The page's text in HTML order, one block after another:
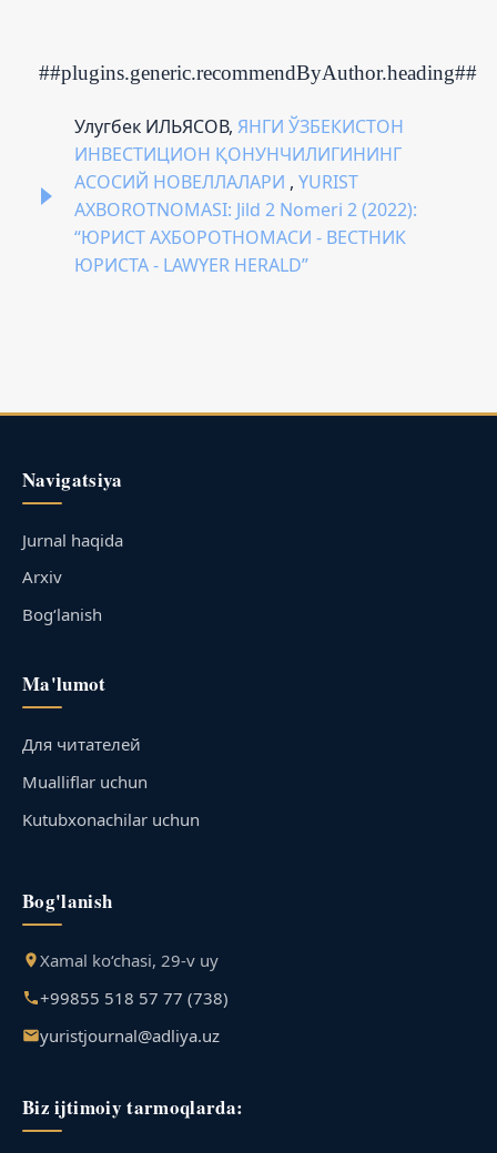
##plugins.generic.recommendByAuthor.heading##
Улугбек ИЛЬЯСОВ, ЯНГИ ЎЗБЕКИСТОН
ИНВЕСТИЦИОН ҚОНУНЧИЛИГИНИНГ
АСОСИЙ НОВЕЛЛАЛАРИ , YURIST
AXBOROTNOMASI: Jild 2 Nomeri 2 (2022):
“ЮРИСТ АХБОРОТНОМАСИ - ВЕСТНИК
ЮРИСТА - LAWYER HERALD”
Navigatsiya
Jurnal haqida
Arxiv
Bog‘lanish
Ma'lumot
Для читателей
Mualliflar uchun
Kutubxonachilar uchun
Bog'lanish
Xamal ko‘chasi, 29-v uy
+99855 518 57 77 (738)
yuristjournal@adliya.uz
Biz ijtimoiy tarmoqlarda: